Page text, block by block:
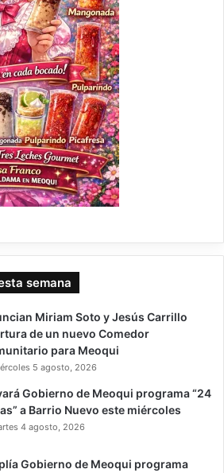
semana
Miriam Soto y Jesús Carrillo
de un nuevo Comedor
para Meoqui
5 agosto, 2026
Gobierno de Meoqui programa “24
a Barrio Nuevo este miércoles
4 agosto, 2026
Gobierno de Meoqui programa